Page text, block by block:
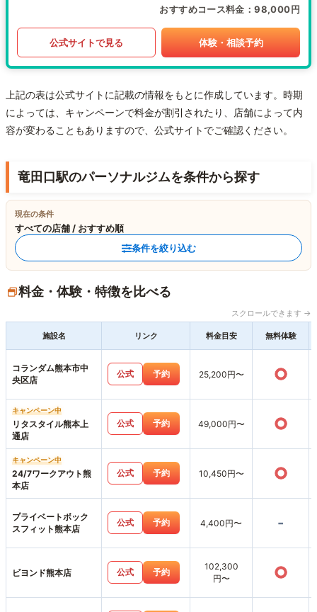
おすすめコース料金 98,000円
公式サイトで見る 体験・相談予約
上記の表は公式サイトに記載の情報をもとに作成しています。時期
によっては、キャンペーンで料金が割引されたり、店舗によって内
容が変わることもありますので、公式サイトでご確認ください。
竜田口駅のパーソナルジムを条件から探す
現在の条件
すべての店舗 / おすすめ順
条件を絞り込む
料金・体験・特徴を比べる
スクロールできます →
施設名 リンク 料金目安 無料体験
コランダム熊本市中
央区店
公式 予約 25,200円〜 ○
キャンペーン中
リタスタイル熊本上
通店
公式 予約 49,000円〜 ○
キャンペーン中
24/7ワークアウト熊
本店
公式 予約 10,450円〜 ○
プライベートボック
スフィット熊本店
公式 予約 4,400円〜 -
ビヨンド熊本店 公式 予約
102,300
円〜
○